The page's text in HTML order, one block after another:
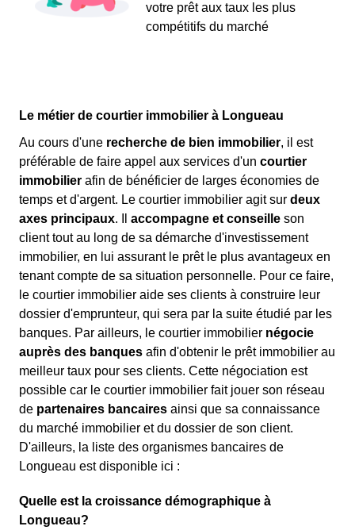
votre prêt aux taux les plus
compétitifs du marché
Le métier de courtier immobilier à Longueau
Au cours d'une recherche de bien immobilier, il est
préférable de faire appel aux services d'un courtier
immobilier afin de bénéficier de larges économies de
temps et d'argent. Le courtier immobilier agit sur deux
axes principaux. Il accompagne et conseille son
client tout au long de sa démarche d'investissement
immobilier, en lui assurant le prêt le plus avantageux en
tenant compte de sa situation personnelle. Pour ce faire,
le courtier immobilier aide ses clients à construire leur
dossier d'emprunteur, qui sera par la suite étudié par les
banques. Par ailleurs, le courtier immobilier négocie
auprès des banques afin d'obtenir le prêt immobilier au
meilleur taux pour ses clients. Cette négociation est
possible car le courtier immobilier fait jouer son réseau
de partenaires bancaires ainsi que sa connaissance
du marché immobilier et du dossier de son client.
D'ailleurs, la liste des organismes bancaires de
Longueau est disponible ici :
Quelle est la croissance démographique à
Longueau?